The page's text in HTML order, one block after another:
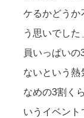
ケるかどうか
う思いでし
員いっぱい
ないという
なめの3割く
いうイベント